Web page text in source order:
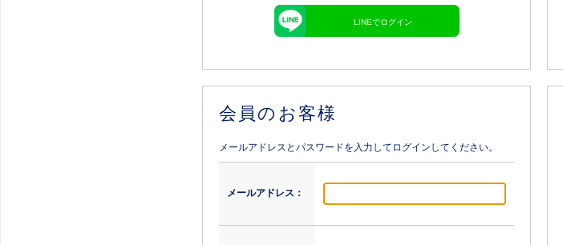
LINEでログイン
会員のお客様
メールアドレスとパスワードを入力してログインしてください。
メールアドレス：